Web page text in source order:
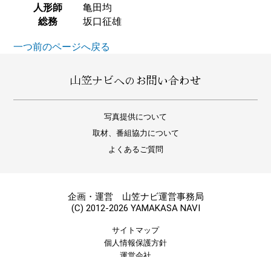
人形師
亀田均
総務
坂口征雄
一つ前のページへ戻る
山笠ナビへのお問い合わせ
写真提供について
取材、番組協力について
よくあるご質問
企画・運営 山笠ナビ運営事務局
(C) 2012-2026 YAMAKASA NAVI
サイトマップ
個人情報保護方針